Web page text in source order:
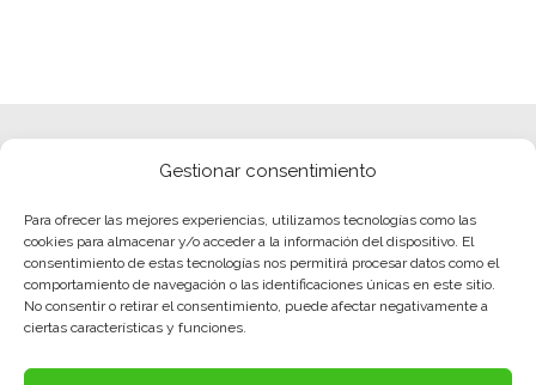
Gestionar consentimiento
Para ofrecer las mejores experiencias, utilizamos tecnologías como las
cookies para almacenar y/o acceder a la información del dispositivo. El
consentimiento de estas tecnologías nos permitirá procesar datos como el
comportamiento de navegación o las identificaciones únicas en este sitio.
No consentir o retirar el consentimiento, puede afectar negativamente a
ciertas características y funciones.